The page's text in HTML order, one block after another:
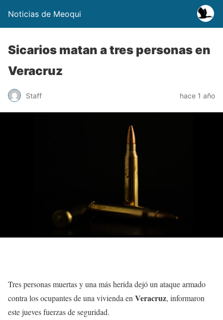
Noticias de Meoqui
Sicarios matan a tres personas en
Veracruz
Staff hace 1 año
Tres personas muertas y una más herida dejó un ataque armado
contra los ocupantes de una vivienda en Veracruz, informaron
este jueves fuerzas de seguridad.